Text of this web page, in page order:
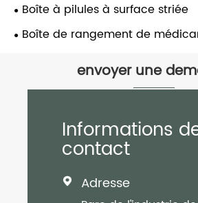
Boîte à pilules à surface striée
Boîte de rangement de
envoyer une
Informations
contact
 Adresse